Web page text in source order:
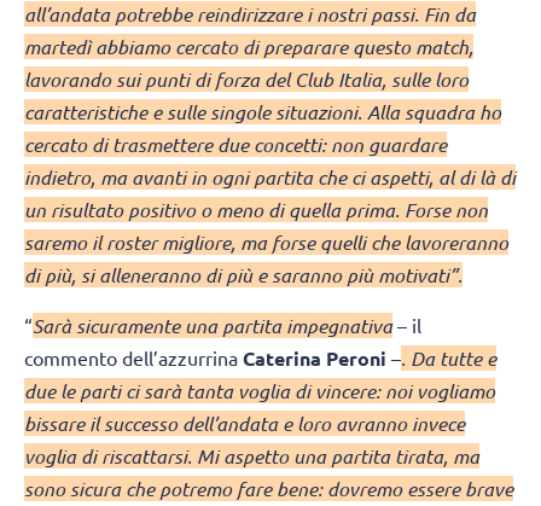
all’andata potrebbe reindirizzare i nostri passi. Fin da
martedì abbiamo cercato di preparare questo match,
lavorando sui punti di forza del Club Italia, sulle loro
caratteristiche e sulle singole situazioni. Alla squadra ho
cercato di trasmettere due concetti: non guardare
indietro, ma avanti in ogni partita che ci aspetti, al di là di
un risultato positivo o meno di quella prima. Forse non
saremo il roster migliore, ma forse quelli che lavoreranno
di più, si alleneranno di più e saranno più motivati”.
“Sarà sicuramente una partita impegnativa– il
commento dell’azzurrina Caterina Peroni –. Da tutte e
due le parti ci sarà tanta voglia di vincere: noi vogliamo
bissare il successo dell’andata e loro avranno invece
voglia di riscattarsi. Mi aspetto una partita tirata, ma
sono sicura che potremo fare bene: dovremo essere brave